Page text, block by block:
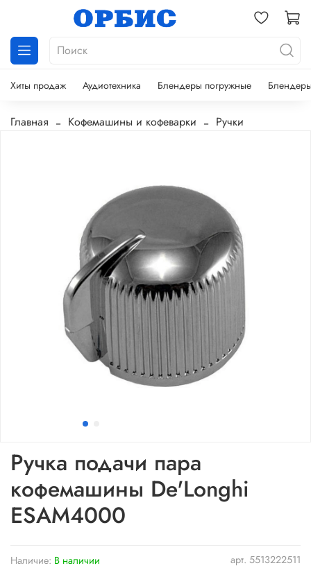
Хиты продаж Аудиотехника Блендеры погружные
Главная Кофемашины и кофеварки Ручки
арт. 5513222511
Наличие: В наличии
Ручка подачи пара
кофемашины De'Longhi
ESAM4000